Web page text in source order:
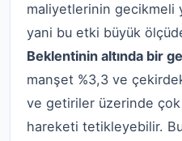
maliyetlerinin gecikmeli
yani bu etki büyük
Beklentinin altında bir
manşet %3,3 ve
ve getiriler üzerinde çok
hareketi tetikleyebilir.